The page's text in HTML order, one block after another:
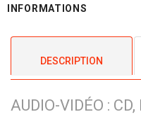
INFORMATIONS
DESCRIPTION
AUDIO-VIDÉO :